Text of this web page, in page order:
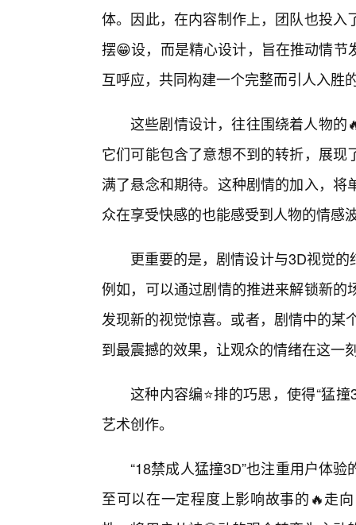
体。因此，在内容制作上，团队也投
摆😁设，而是精心设计，旨在推动情
互呼应，共同构建一个完整而引人入胜
这些剧情设计，往往围绕着人物的
它们可能包含了意想不到的转折，展
满了悬念和期待。这种剧情的加入，
众在享受快感的也能感受到人物的情感
更重要的是，剧情设计与3D视觉
例如，可以通过剧情的推进来解锁新
发现新的视觉惊喜。或者，剧情中的某
到最震撼的效果，让观众的情绪在这一
这种内容编⭐排的巧思，使得“猛
艺术创作。
“18禁成人猛撞3D”也注重用户体
至可以在一定程度上影响故事的🔥走